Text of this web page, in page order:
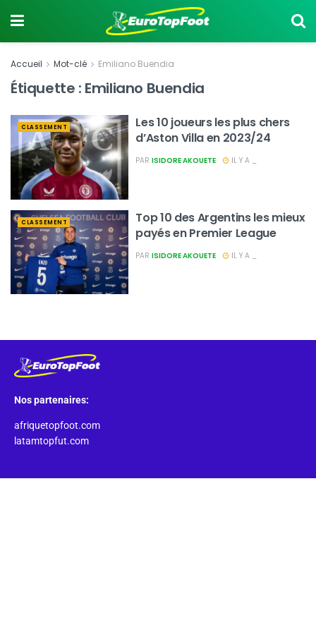
Accueil Mot-clé Emiliano Buendia
Étiquette : Emiliano Buendia
CLASSEMENT
Les 10 joueurs les plus chers
d’Aston Villa en 2023/24
PAR ISIDORE AKOUETE IL Y A _
CLASSEMENT
Top 10 des Argentins les mieux
payés en Premier League
PAR ISIDORE AKOUETE IL Y A _
Nos partenaires:
afriquetopfoot.com
latamtopfut.com